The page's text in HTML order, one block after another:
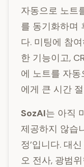
자동으로 노트
를 동기화하며
다. 미팅에 참
한 기능이고,
에 노트를 자
에게 큰 시간
SozAI는 아직
제공하지 않습
정’입니다. 대
오 전사, 광범